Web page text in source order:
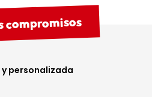
compromisos
personalizada